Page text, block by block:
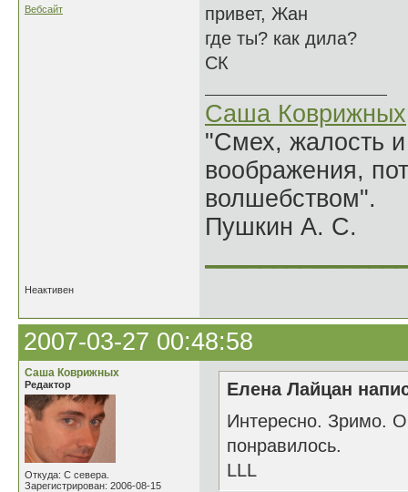
Вебсайт
привет, Жан
где ты? как дила?
СК
Саша Коврижных
"Смех, жалость
воображения,
волшебством".
Пушкин А. С.
Неактивен
2007-03-27 00:48:58
Саша Коврижных
Редактор
Откуда: С севера.
Зарегистрирован: 2006-08-15
Елена Лайцан
Интересно. Зримо.
понравилось.
LLL